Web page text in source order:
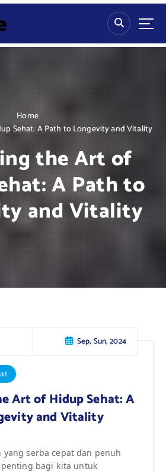
Home
Sehat: A Path to Longevity and Vitality
the Art of
A Path to
and Vitality
Sep, Sun, 2024
Art of Hidup Sehat: A
and Vitality
yang serba cepat dan penuh
bagi kita untuk